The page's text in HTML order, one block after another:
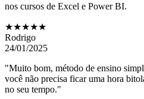
nos cursos de Excel e Power BI.
★★★★★
Rodrigo
24/01/2025
"Muito bom, método de ensino
você não precisa ficar uma hora
no seu tempo."